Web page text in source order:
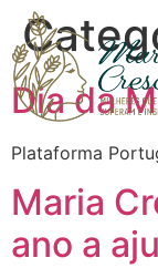
Dia da
Plataforma
Maria
ano a